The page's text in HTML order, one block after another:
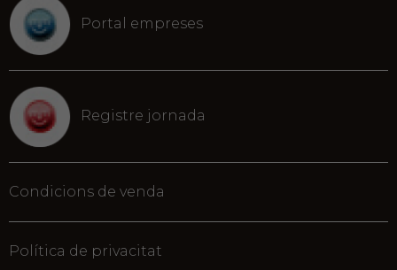
Portal empreses
Registre jornada
Condicions de venda
Política de privacitat